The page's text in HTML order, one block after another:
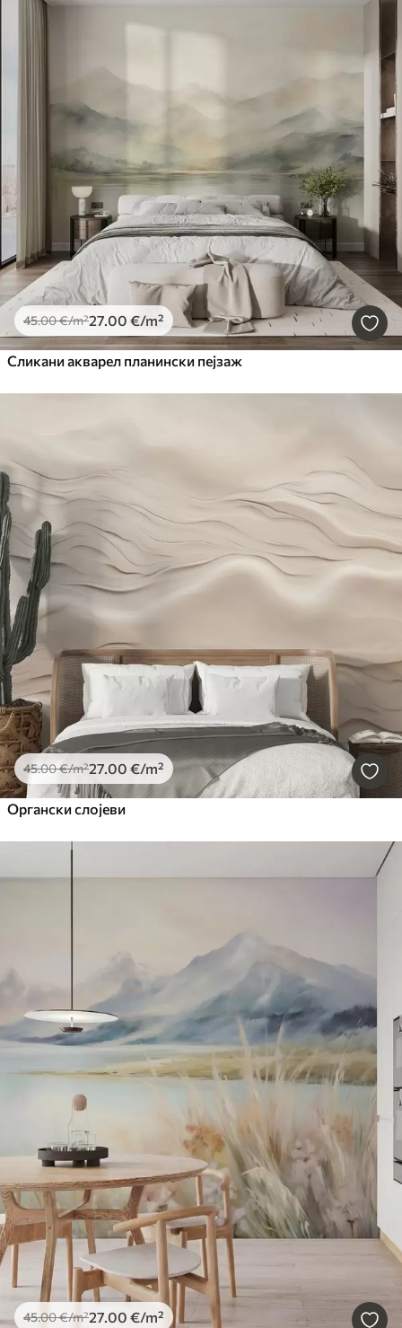
45.00€/m²27.00 €/m²
Сликани акварел планински пејзаж
45.00€/m²27.00 €/m²
Органски слојеви
45.00€/m²27.00 €/m²